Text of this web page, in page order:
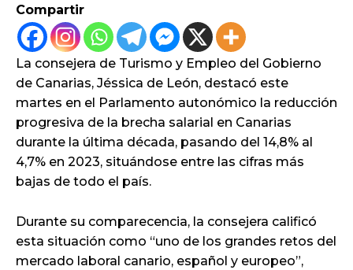
Compartir
La consejera de Turismo y Empleo del Gobierno
de Canarias, Jéssica de León, destacó este
martes en el Parlamento autonómico la reducción
progresiva de la brecha salarial en Canarias
durante la última década, pasando del 14,8% al
4,7% en 2023, situándose entre las cifras más
bajas de todo el país.
Durante su comparecencia, la consejera calificó
esta situación como “uno de los grandes retos del
mercado laboral canario, español y europeo”,